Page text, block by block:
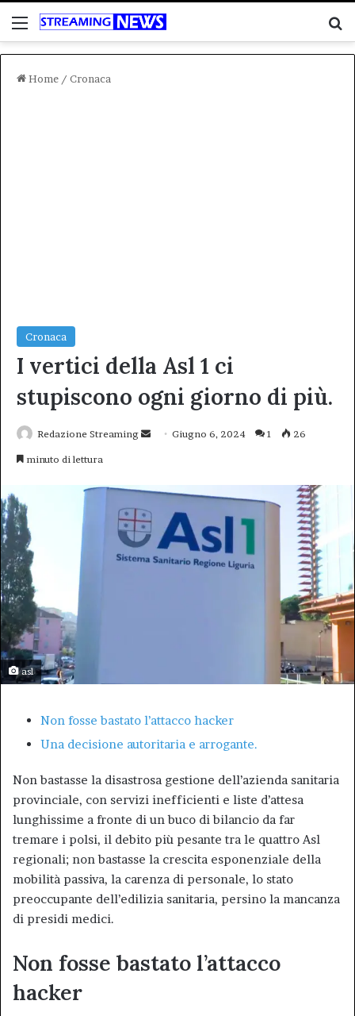
Menu
Home / Cronaca
Cronaca
I vertici della Asl 1 ci
stupiscono ogni giorno di più.
Redazione Streaming
InviaGiugno 6, 2024 1 26
minuto di lettura
asl
Non fosse bastato l’attacco hacker
Una decisione autoritaria e arrogante.
Non bastasse la disastrosa gestione dell’azienda sanitaria
provinciale, con servizi inefficienti e liste d’attesa
lunghissime a fronte di un buco di bilancio da far
tremare i polsi, il debito più pesante tra le quattro Asl
regionali; non bastasse la crescita esponenziale della
mobilità passiva, la carenza di personale, lo stato
preoccupante dell’edilizia sanitaria, persino la mancanza
di presidi medici.
Non fosse bastato l’attacco
hacker